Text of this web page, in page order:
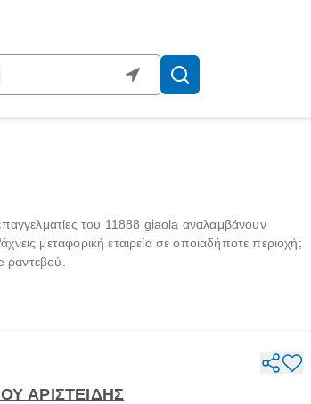
του 11888 giaola αναλαμβάνουν
μεταφορική εταιρεία σε οποιαδήποτε περιοχή;
ραντεβού.
ΑΡΙΣΤΕΙΔΗΣ